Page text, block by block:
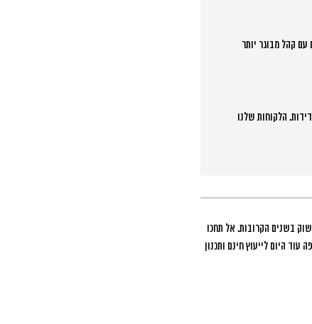
קהל מבוגר יותר
הלקוחות שלנו
בשנים הקרובות. אל תחכו
היום לייעוץ חינם ותכנון